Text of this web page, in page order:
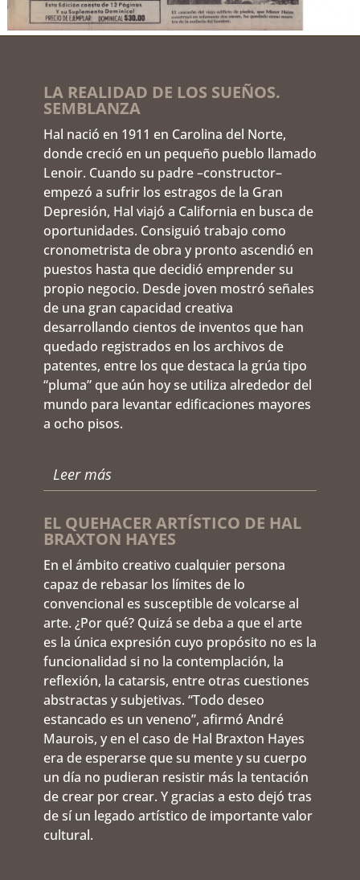
LA REALIDAD DE LOS SUEÑOS.
SEMBLANZA
Hal nació en 1911 en Carolina del Norte,
donde creció en un pequeño pueblo llamado
Lenoir. Cuando su padre –constructor–
empezó a sufrir los estragos de la Gran
Depresión, Hal viajó a California en busca de
oportunidades. Consiguió trabajo como
cronometrista de obra y pronto ascendió en
puestos hasta que decidió emprender su
propio negocio. Desde joven mostró señales
de una gran capacidad creativa
desarrollando cientos de inventos que han
quedado registrados en los archivos de
patentes, entre los que destaca la grúa tipo
“pluma” que aún hoy se utiliza alrededor del
mundo para levantar edificaciones mayores
a ocho pisos.
Leer más
EL QUEHACER ARTÍSTICO DE HAL
BRAXTON HAYES
En el ámbito creativo cualquier persona
capaz de rebasar los límites de lo
convencional es susceptible de volcarse al
arte. ¿Por qué? Quizá se deba a que el arte
es la única expresión cuyo propósito no es la
funcionalidad si no la contemplación, la
reflexión, la catarsis, entre otras cuestiones
abstractas y subjetivas. “Todo deseo
estancado es un veneno”, afirmó André
Maurois, y en el caso de Hal Braxton Hayes
era de esperarse que su mente y su cuerpo
un día no pudieran resistir más la tentación
de crear por crear. Y gracias a esto dejó tras
de sí un legado artístico de importante valor
cultural.